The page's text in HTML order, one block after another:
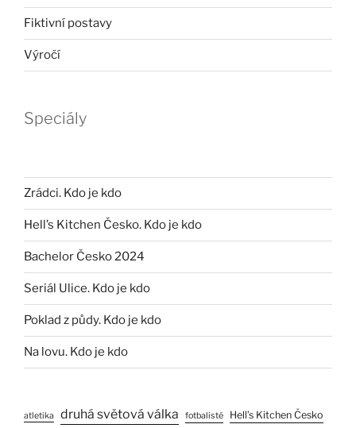
Fiktivní postavy
Výročí
Speciály
Zrádci. Kdo je kdo
Hell’s Kitchen Česko. Kdo je kdo
Bachelor Česko 2024
Seriál Ulice. Kdo je kdo
Poklad z půdy. Kdo je kdo
Na lovu. Kdo je kdo
atletika druhá světová válka fotbalisté Hell’s Kitchen Česko